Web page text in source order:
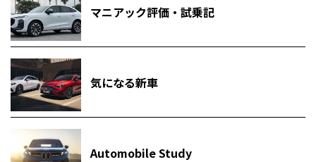
マニアック評価・試乗記
気になる新車
Automobile Study